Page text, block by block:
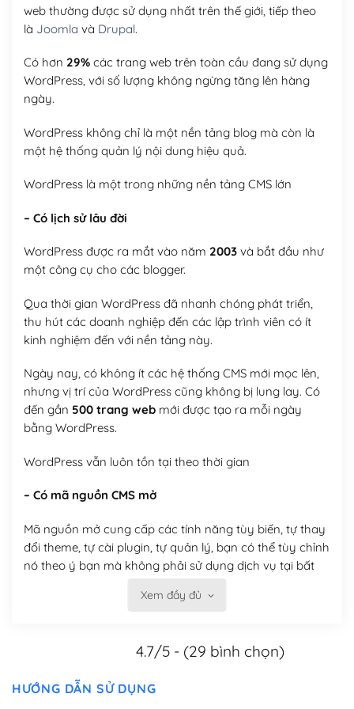
web thường được sử dụng nhất trên thế giới, tiếp theo
là Joomla và Drupal.
Có hơn 29%các trang web trên toàn cầu đang sử dụng
WordPress, với số lượng không ngừng tăng lên hàng
ngày.
WordPress không chỉ là một nền tảng blog mà còn là
một hệ thống quản lý nội dung hiệu quả.
WordPress là một trong những nền tảng CMS lớn
– Có lịch sử lâu đời
WordPress được ra mắt vào năm 2003và bắt đầu như
một công cụ cho các blogger.
Qua thời gian WordPress đã nhanh chóng phát triển,
thu hút các doanh nghiệp đến các lập trình viên có ít
kinh nghiệm đến với nền tảng này.
Ngày nay, có không ít các hệ thống CMS mới mọc lên,
nhưng vị trí của WordPress cũng không bị lung lay. Có
đến gần 500 trang webmới được tạo ra mỗi ngày
bằng WordPress.
WordPress vẫn luôn tồn tại theo thời gian
– Có mã nguồn CMS mở
Mã nguồn mở cung cấp các tính năng tùy biến, tự thay
đổi theme, tự cài plugin, tự quản lý, bạn có thể tùy chỉnh
nó theo ý bạn mà không phải sử dụng dịch vụ tại bất
Xem đầy đủ
4.7/5 - (29 bình chọn)
HƯỚNG DẪN SỬ DỤNG